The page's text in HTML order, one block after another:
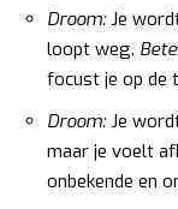
Droom:Je
loopt weg.
focust je op de
Droom:Je
maar je voelt
onbekende en